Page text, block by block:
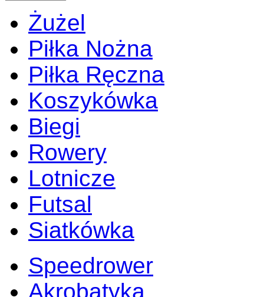
Żużel
Piłka Nożna
Piłka Ręczna
Koszykówka
Biegi
Rowery
Lotnicze
Futsal
Siatkówka
Speedrower
Akrobatyka